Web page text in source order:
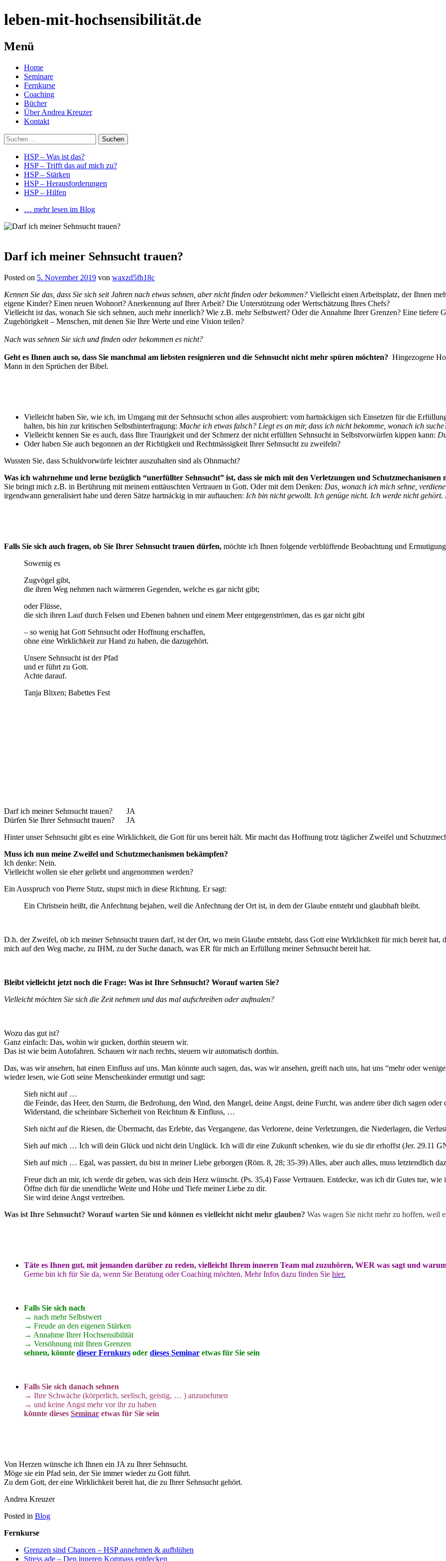
leben-mit-hochsensibilität.de
Menü
Springe
zum
Inhalt
Home
Seminare
Fernkurse
Coaching
Bücher
Über Andrea Kreuzer
Kontakt
Suchen
nach:
HSP – Was ist das?
HSP – Trifft das auf mich zu?
HSP – Stärken
HSP – Herausforderungen
HSP – Hilfen
… mehr lesen im Blog
Darf ich meiner Sehnsucht trauen?
Posted on 5. November 2019 von waxzd5fh18c
Kennen Sie das, dass Sie sich seit Jahren nach etwas sehnen, aber nichtfinden oder bekommen? Vielleicht einen Arbeitsplatz, der Ihnen
eigene Kinder? Einen neuen Wohnort? Anerkennung auf Ihrer Arbeit? Die Unterstützung oder Wertschätzung Ihres Chefs?
Vielleicht ist das, wonach Sie sich sehnen, auch mehr innerlich? Wie z.B. mehr Selbstwert? Oder die Annahme Ihrer Grenzen? Eine tiefere
Zugehörigkeit – Menschen, mit denen Sie Ihre Werte und eine Vision teilen?
Nach was sehnen Sie sich und finden oder bekommen es nicht?
Geht es Ihnen auch so, dass Sie manchmal am liebsten resignieren und die Sehnsucht nicht mehr spüren möchten? Hingezogene
Mann in den Sprüchen der Bibel.
Vielleicht haben Sie, wie ich, im Umgang mit der Sehnsucht schon alles ausprobiert: vom hartnäckigen sich Einsetzen für die
halten, bis hin zur kritischen Selbsthinterfragung: Mache ich etwas falsch? Liegt es an mir, dass ich nicht bekomme, wonach ich
Vielleicht kennen Sie es auch, dass Ihre Traurigkeit und der Schmerz der nicht erfüllten Sehnsucht in Selbstvorwürfen kippen kann:
Oder haben Sie auch begonnen an der Richtigkeit und Rechtmässigkeit Ihrer Sehnsucht zu zweifeln?
Wussten Sie, dass Schuldvorwürfe leichter auszuhalten sind als Ohnmacht?
Was ich wahrnehme und lerne bezüglich “unerfüllter Sehnsucht” ist, dass sie mich mit den Verletzungen und
Sie bringt mich z.B. in Berührung mit meinem enttäuschten Vertrauen in Gott. Oder mit dem Denken: Das, wonach ich mich sehne,
irgendwann generalisiert habe und deren Sätze hartnäckig in mir auftauchen: Ich bin nicht gewollt. Ich genüge nicht. Ich werde nicht
Falls Sie sich auch fragen, ob Sie Ihrer Sehnsucht trauen dürfen, möchte ich Ihnen folgende verblüffende Beobachtung und
Sowenig es
Zugvögel gibt,
die ihren Weg nehmen nach wärmeren Gegenden, welche es gar nicht gibt;
oder Flüsse,
die sich ihren Lauf durch Felsen und Ebenen bahnen und einem Meer entgegenströmen, das es gar nicht gibt
– so wenig hat Gott Sehnsucht oder Hoffnung erschaffen,
ohne eine Wirklichkeit zur Hand zu haben, die dazugehört.
Unsere Sehnsucht ist der Pfad
und er führt zu Gott.
Achte darauf.
Tanja Blixen; Babettes Fest
Darf ich meiner Sehnsucht trauen? JA
Dürfen Sie Ihrer Sehnsucht trauen? JA
Hinter unser Sehnsucht gibt es eine Wirklichkeit, die Gott für uns bereit hält. Mir macht das Hoffnung trotz täglicher Zweifel und
Muss ich nun meine Zweifel und Schutzmechanismen bekämpfen?
Ich denke: Nein.
Vielleicht wollen sie eher geliebt und angenommen werden?
Ein Ausspruch von Pierre Stutz, stupst mich in diese Richtung. Er sagt:
Ein Christsein heißt, die Anfechtung bejahen, weil die Anfechtung der Ort ist, in dem der Glaube entsteht und glaubhaft bleibt.
D.h. der Zweifel, ob ich meiner Sehnsucht trauen darf, ist der Ort, wo mein Glaube entsteht, dass Gott eine Wirklichkeit für mich bereit hat,
mich auf den Weg mache, zu IHM, zu der Suche danach, was ER für mich an Erfüllung meiner Sehnsucht bereit hat.
Bleibt vielleicht jetzt noch die Frage: Was ist Ihre Sehnsucht? Worauf warten Sie?
Vielleicht möchten Sie sich die Zeit nehmen und das mal aufschreiben oder aufmalen?
Wozu das gut ist?
Ganz einfach: Das, wohin wir gucken, dorthin steuern wir.
Das ist wie beim Autofahren. Schauen wir nach rechts, steuern wir automatisch dorthin.
Das, was wir ansehen, hat einen Einfluss auf uns. Man könnte auch sagen, das, was wir ansehen, greift nach uns, hat uns “mehr oder
wieder lesen, wie Gott seine Menschenkinder ermutigt und sagt:
Sieh nicht auf …
die Feinde, das Heer, den Sturm, die Bedrohung, den Wind, den Mangel, deine Angst, deine Furcht, was andere über dich sagen oder
Widerstand, die scheinbare Sicherheit von Reichtum & Einfluss, …
Sieh nicht auf die Riesen, die Übermacht, das Erlebte, das Vergangene, das Verlorene, deine Verletzungen, die Niederlagen, die
Sieh auf mich … Ich will dein Glück und nicht dein Unglück. Ich will dir eine Zukunft schenken, wie du sie dir erhoffst (Jer. 29.11
Sieh auf mich … Egal, was passiert, du bist in meiner Liebe geborgen (Röm. 8, 28; 35-39) Alles, aber auch alles, muss letztendlich
Freue dich an mir, ich werde dir geben, was sich dein Herz wünscht. (Ps. 35,4) Fasse Vertrauen. Entdecke, was ich dir Gutes tue,
Öffne dich für die unendliche Weite und Höhe und Tiefe meiner Liebe zu dir.
Sie wird deine Angst vertreiben.
Was ist Ihre Sehnsucht? Worauf warten Sie und können es vielleicht nicht mehr glauben? Was wagen Sie nicht mehr zu hoffen, weil
Täte es Ihnen gut, mit jemanden darüber zu reden, vielleicht Ihrem inneren Team mal zuzuhören, WER was sagt und
Gerne bin ich für Sie da, wenn Sie Beratung oder Coaching möchten. Mehr Infos dazu finden Sie hier.
Falls Sie sich nach
→ nach mehr Selbstwert
→ Freude an den eigenen Stärken
→ Annahme Ihrer Hochsensibilität
→ Versöhnung mit Ihren Grenzen
sehnen, könnte dieser Fernkurs oder dieses Seminar etwas für Sie sein
Falls Sie sich danach sehnen
→ Ihre Schwäche (körperlich, seelisch, geistig, … ) anzunehmen
→ und keine Angst mehr vor ihr zu haben
könnte dieses Seminar etwas für Sie sein
Von Herzen wünsche ich Ihnen ein JA zu Ihrer Sehnsucht.
Möge sie ein Pfad sein, der Sie immer wieder zu Gott führt.
Zu dem Gott, der eine Wirklichkeit bereit hat, die zu Ihrer Sehnsucht gehört.
Andrea Kreuzer
Posted in Blog
Fernkurse
Grenzen sind Chancen – HSP annehmen & aufblühen
Stress ade – Den inneren Kompass entdecken